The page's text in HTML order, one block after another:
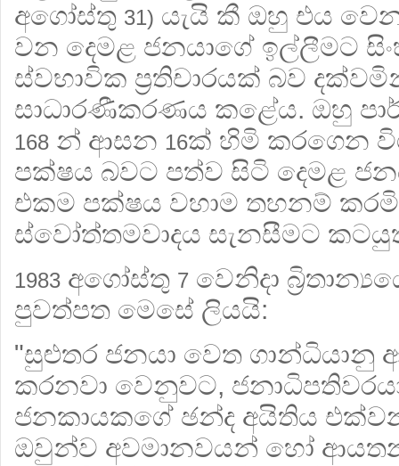
අගෝස්තු 31) යැයි කී ඔහු එය
වන දෙමළ ජනයාගේ ඉල්ලීමට
ස්වභාවික ප්‍රතිචාරයක් බව
සාධාරණීකරණය කළේය. ඔහු
168 න් ආසන 16ක් හිමි කරගෙන
පක්ෂය බවට පත්ව සිටි දෙමළ
එකම පක්ෂය වහාම තහනම්
ස්වෝත්තමවාදය සැනසීමට
1983 අගෝස්තු 7 වෙනිදා
පුවත්පත මෙසේ ලියයි:
"සුළුතර ජනයා වෙත ගාන්ධියානු
කරනවා වෙනුවට,
ජනකායකගේ ඡන්ද අයිතිය
ඔවුන්ව අවමානවයන් හෝ